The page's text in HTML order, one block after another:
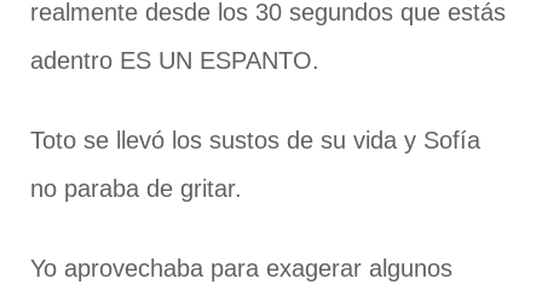
realmente desde los 30 segundos que estás
adentro ES UN ESPANTO.
Toto se llevó los sustos de su vida y Sofía
no paraba de gritar.
Yo aprovechaba para exagerar algunos